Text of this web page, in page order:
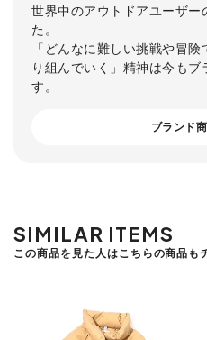
世界中のアウトドアユーザー
た。
「どんなに難しい挑戦や冒
り組んでいく」精神は今も
す。
ブランド
SIMILAR ITEMS
この商品を見た人はこちらの商品も